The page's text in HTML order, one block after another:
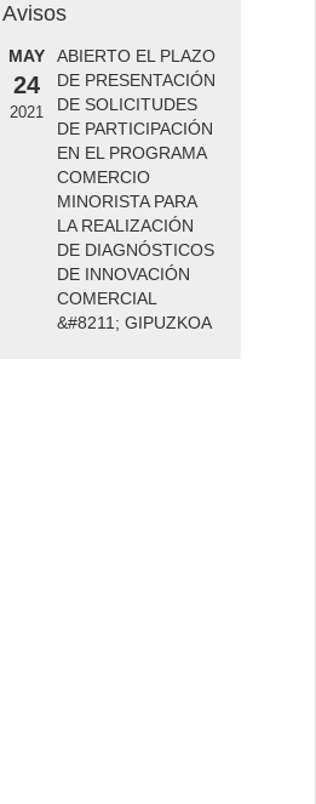
Avisos
MAY
24
2021
ABIERTO EL PLAZO
DE PRESENTACIÓN
DE SOLICITUDES
DE PARTICIPACIÓN
EN EL PROGRAMA
COMERCIO
MINORISTA PARA
LA REALIZACIÓN
DE DIAGNÓSTICOS
DE INNOVACIÓN
COMERCIAL
&#8211; GIPUZKOA